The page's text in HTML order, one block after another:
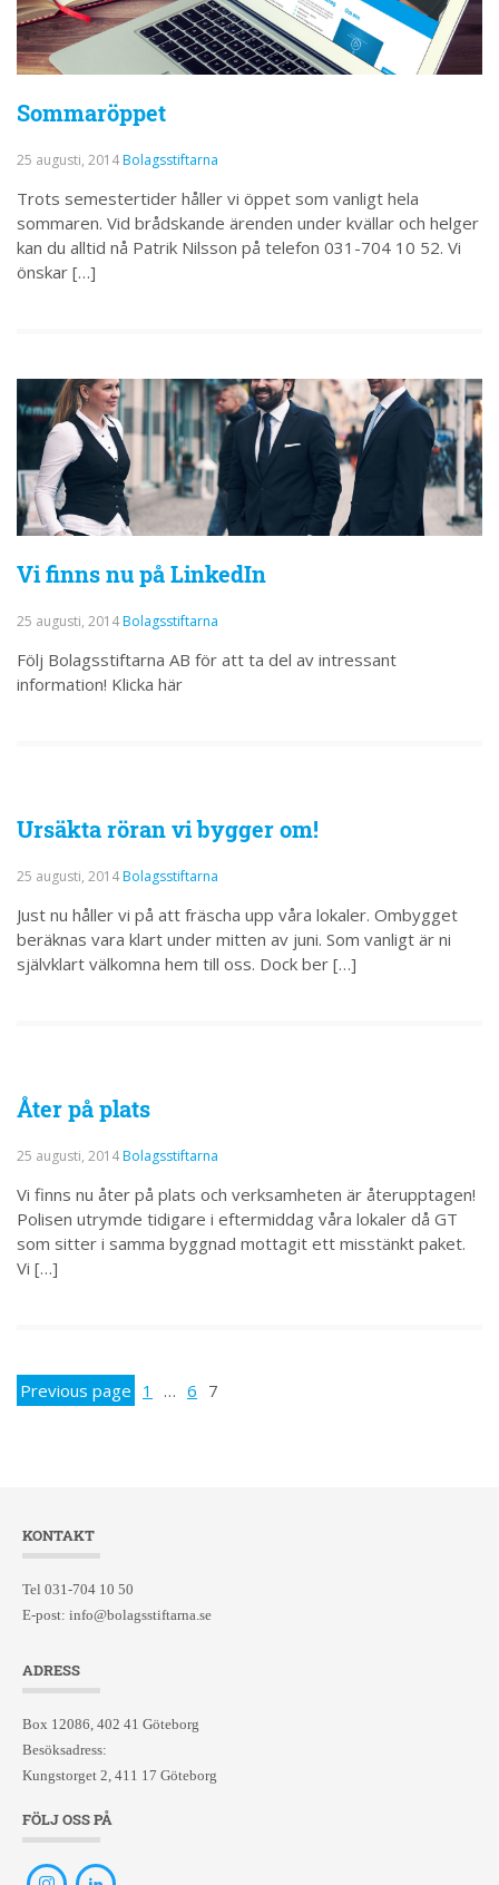
Sommaröppet
25 augusti, 2014Bolagsstiftarna
Trots semestertider håller vi öppet som vanligt hela
sommaren. Vid brådskande ärenden under kvällar och helger
kan du alltid nå Patrik Nilsson på telefon 031-704 10 52. Vi
önskar […]
Vi finns nu på LinkedIn
25 augusti, 2014Bolagsstiftarna
Följ Bolagsstiftarna AB för att ta del av intressant
information! Klicka här
Ursäkta röran vi bygger om!
25 augusti, 2014Bolagsstiftarna
Just nu håller vi på att fräscha upp våra lokaler. Ombygget
beräknas vara klart under mitten av juni. Som vanligt är ni
självklart välkomna hem till oss. Dock ber […]
Åter på plats
25 augusti, 2014Bolagsstiftarna
Vi finns nu åter på plats och verksamheten är återupptagen!
Polisen utrymde tidigare i eftermiddag våra lokaler då GT
som sitter i samma byggnad mottagit ett misstänkt paket.
Vi […]
Previous page 1 … 6 7
KONTAKT
Tel 031-704 10 50
E-post: info@bolagsstiftarna.se
ADRESS
Box 12086, 402 41 Göteborg
Besöksadress:
Kungstorget 2, 411 17 Göteborg
FÖLJ OSS PÅ